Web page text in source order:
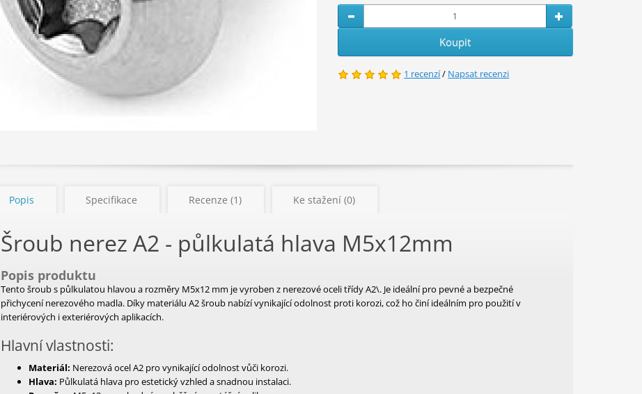
Koupit
1 recenzí/ Napsat recenzi
Popis Specifikace Recenze (1) Ke stažení (0)
Šroub nerez A2 - půlkulatá hlava M5x12mm
Popis produktu
Tento šroub s půlkulatou hlavou a rozměry M5x12 mm je vyroben z nerezové oceli třídy A2\. Je ideální pro pevné a bezpečné
přichycení nerezového madla. Díky materiálu A2 šroub nabízí vynikající odolnost proti korozi, což ho činí ideálním pro použití v
interiérových i exteriérových aplikacích.
Hlavní vlastnosti:
Materiál: Nerezová ocel A2 pro vynikající odolnost vůči korozi.
Hlava: Půlkulatá hlava pro estetický vzhled a snadnou instalaci.